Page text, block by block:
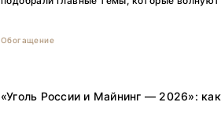
Обогащение
«Уголь России и Майнинг — 2026»: